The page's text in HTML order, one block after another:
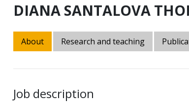
DIANA SANTALOVA
About Research and teaching
Job description